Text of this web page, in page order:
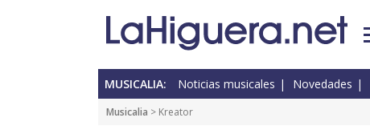
MUSICALIA: Noticias musicales Novedades
Musicalia > Kreator